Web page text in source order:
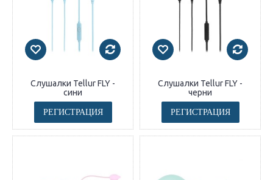
Слушалки Tellur FLY -
сини
РЕГИСТРАЦИЯ
Слушалки Tellur FLY -
черни
РЕГИСТРАЦИЯ